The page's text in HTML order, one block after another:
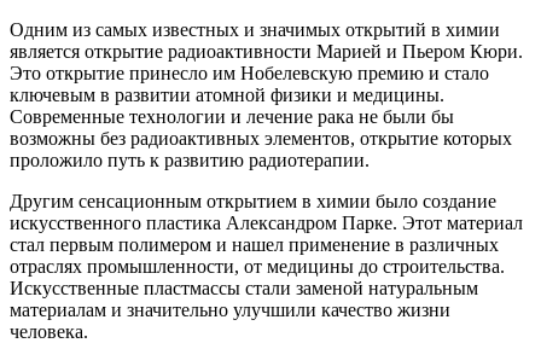
Одним из самых известных и значимых открытий в химии
является открытие радиоактивности Марией и Пьером Кюри.
Это открытие принесло им Нобелевскую премию и стало
ключевым в развитии атомной физики и медицины.
Современные технологии и лечение рака не были бы
возможны без радиоактивных элементов, открытие которых
проложило путь к развитию радиотерапии.
Другим сенсационным открытием в химии было создание
искусственного пластика Александром Парке. Этот материал
стал первым полимером и нашел применение в различных
отраслях промышленности, от медицины до строительства.
Искусственные пластмассы стали заменой натуральным
материалам и значительно улучшили качество жизни
человека.